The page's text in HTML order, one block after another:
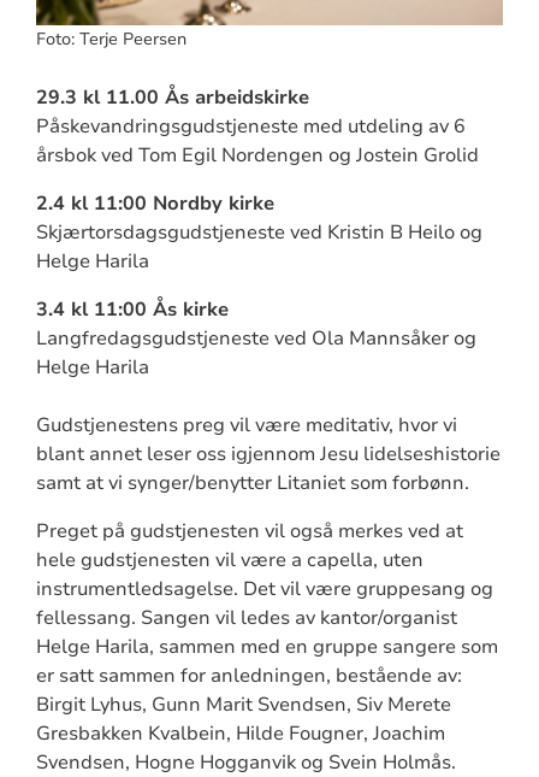
Foto: Terje Peersen
29.3 kl 11.00 Ås arbeidskirke
Påskevandringsgudstjeneste med utdeling av 6
årsbok ved Tom Egil Nordengen og Jostein Grolid
2.4 kl 11:00 Nordby kirke
Skjærtorsdagsgudstjeneste ved Kristin B Heilo og
Helge Harila
3.4 kl 11:00 Ås kirke
Langfredagsgudstjeneste ved Ola Mannsåker og
Helge Harila
Gudstjenestens preg vil være meditativ, hvor vi
blant annet leser oss igjennom Jesu lidelseshistorie
samt at vi synger/benytter Litaniet som forbønn.
Preget på gudstjenesten vil også merkes ved at
hele gudstjenesten vil være a capella, uten
instrumentledsagelse. Det vil være gruppesang og
fellessang. Sangen vil ledes av kantor/organist
Helge Harila, sammen med en gruppe sangere som
er satt sammen for anledningen, bestående av:
Birgit Lyhus, Gunn Marit Svendsen, Siv Merete
Gresbakken Kvalbein, Hilde Fougner, Joachim
Svendsen, Hogne Hogganvik og Svein Holmås.